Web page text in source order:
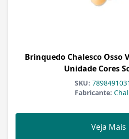
Brinquedo Chalesco Osso
Unidade Cores
SKU:
Fabricante:
Veja Mais